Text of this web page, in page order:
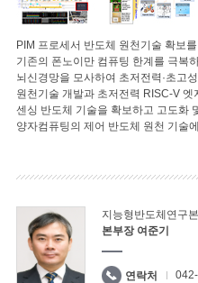
PIM 프로세서 반도체 원천기술 확보
기존의 폰노이만 컴퓨팅 한계를 극복
뇌신경망을 모사하여 초저전력·초고
원천기술 개발과 초저전력 RISC-V 엣
센싱 반도체 기술을 확보하고 고도화
양자컴퓨팅의 제어 반도체 원천 기술
지능형반도체연구
본부장 여준기
연락처